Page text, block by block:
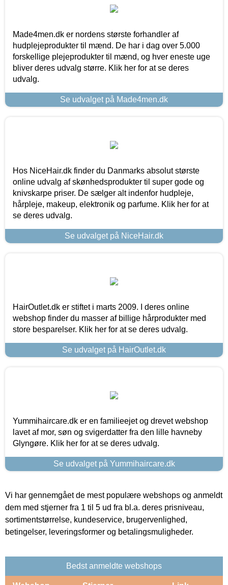
Made4men.dk er nordens største forhandler af
hudplejeprodukter til mænd. De har i dag over 5.000
forskellige plejeprodukter til mænd, og hver eneste uge
bliver deres udvalg større. Klik her for at se deres
udvalg.
Se udvalget på Made4men.dk
Hos NiceHair.dk finder du Danmarks absolut største
online udvalg af skønhedsprodukter til super gode og
knivskarpe priser. De sælger alt indenfor hudpleje,
hårpleje, makeup, elektronik og parfume. Klik her for at
se deres udvalg.
Se udvalget på NiceHair.dk
HairOutlet.dk er stiftet i marts 2009. I deres online
webshop finder du masser af billige hårprodukter med
store besparelser. Klik her for at se deres udvalg.
Se udvalget på HairOutlet.dk
Yummihaircare.dk er en familieejet og drevet webshop
lavet af mor, søn og svigerdatter fra den lille havneby
Glyngøre. Klik her for at se deres udvalg.
Se udvalget på Yummihaircare.dk
Vi har gennemgået de mest populære webshops og anmeldt
dem med stjerner fra 1 til 5 ud fra bl.a. deres prisniveau,
sortimentstørrelse, kundeservice, brugervenlighed,
betingelser, leveringsformer og betalingsmuligheder.
Bedst anmeldte webshops